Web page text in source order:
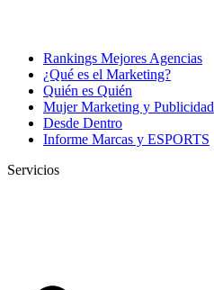
Rankings Mejores Agencias
¿Qué es el Marketing?
Quién es Quién
Mujer Marketing y Publicidad
Desde Dentro
Informe Marcas y ESPORTS
Servicios